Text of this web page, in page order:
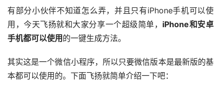
有部分小伙伴不知道怎么弄，并且只有iPhone手机可以使
用，今天飞扬就和大家分享一个超级简单， iPhone和安卓
手机都可以使用 的一键生成方法。
其实这是一个微信小程序，所以只要微信版本是最新版的基
本都可以使用的。下面飞扬就简单介绍一下吧：